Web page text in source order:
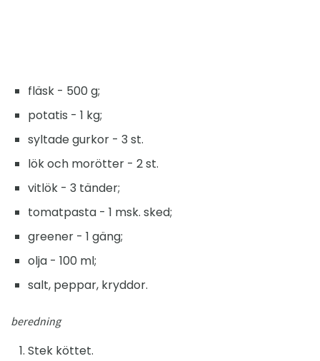
fläsk - 500 g;
potatis - 1 kg;
syltade gurkor - 3 st.
lök och morötter - 2 st.
vitlök - 3 tänder;
tomatpasta - 1 msk. sked;
greener - 1 gäng;
olja - 100 ml;
salt, peppar, kryddor.
beredning
Stek köttet.